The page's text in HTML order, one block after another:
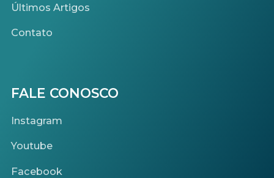
Últimos Artigos
Contato
FALE CONOSCO
Instagram
Youtube
Facebook